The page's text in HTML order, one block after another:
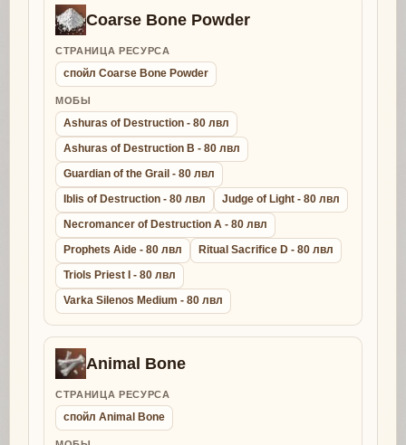
Coarse Bone Powder
СТРАНИЦА РЕСУРСА
спойл Coarse Bone Powder
МОБЫ
Ashuras of Destruction - 80 лвл
Ashuras of Destruction B - 80 лвл
Guardian of the Grail - 80 лвл
Iblis of Destruction - 80 лвл
Judge of Light - 80 лвл
Necromancer of Destruction A - 80 лвл
Prophets Aide - 80 лвл
Ritual Sacrifice D - 80 лвл
Triols Priest I - 80 лвл
Varka Silenos Medium - 80 лвл
Animal Bone
СТРАНИЦА РЕСУРСА
спойл Animal Bone